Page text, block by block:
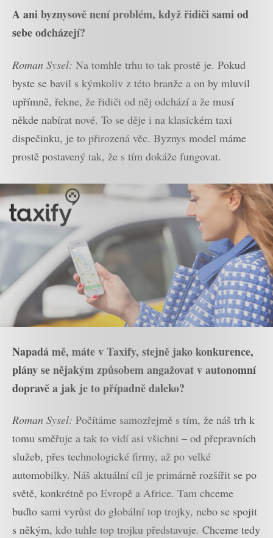
A ani byznysově není problém, když řidiči sami od
sebe odcházejí?
Roman Sysel: Na tomhle trhu to tak prostě je. Pokud
byste se bavil s kýmkoliv z této branže a on by mluvil
upřímně, řekne, že řidiči od něj odchází a že musí
někde nabírat nové. To se děje i na klasickém taxi
dispečinku, je to přirozená věc. Byznys model máme
prostě postavený tak, že s tím dokáže fungovat.
Napadá mě, máte v Taxify, stejně jako konkurence,
plány se nějakým způsobem angažovat v autonomní
dopravě a jak je to případně daleko?
Roman Sysel: Počítáme samozřejmě s tím, že náš trh k
tomu směřuje a tak to vidí asi všichni – od přepravních
služeb, přes technologické firmy, až po velké
automobilky. Náš aktuální cíl je primárně rozšířit se po
světě, konkrétně po Evropě a Africe. Tam chceme
buďto sami vyrůst do globální top trojky, nebo se spojit
s někým, kdo tuhle top trojku představuje. Chceme tedy